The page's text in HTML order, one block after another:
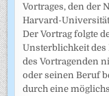
Vortrages, den der
Harvard-
Der Vortrag folgte
Unsterblichkeit des
des Vortragenden
oder seinen Beruf
durch eine